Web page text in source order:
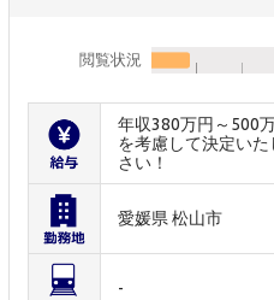
閲覧状況
年収380万円～500
を考慮して決定い
さい！
愛媛県 松山市
-